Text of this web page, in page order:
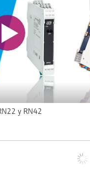
y RN42